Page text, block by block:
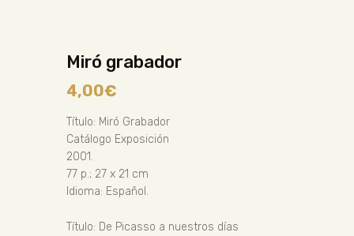
Miró grabador
4,00€
Título: Miró Grabador
Catálogo Exposición
2001.
77 p.; 27 x 21 cm
Idioma: Español.
Título: De Picasso a nuestros días